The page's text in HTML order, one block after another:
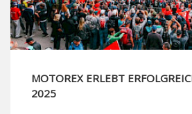
MOTOREX ERLEBT
2025